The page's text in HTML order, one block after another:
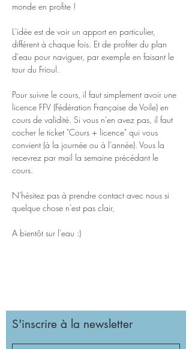
monde en profite !
L'idée est de voir un apport en particulier,
différent à chaque fois. Et de profiter du plan
d'eau pour naviguer, par exemple en faisant le
tour du Frioul.
Pour suivre le cours, il faut simplement avoir une
licence FFV (Fédération Française de Voile) en
cours de validité. Si vous n'en avez pas, il faut
cocher le ticket "Cours + licence" qui vous
convient (à la journée ou à l'année). Vous la
recevrez par mail la semaine précédant le
cours.
N'hésitez pas à prendre contact avec nous si
quelque chose n'est pas clair,
A bientôt sur l'eau :)
S'inscrire à la newsletter